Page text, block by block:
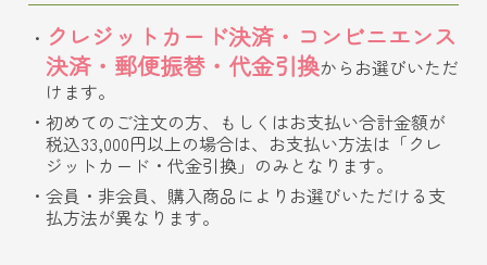
クレジットカード決済・コンビニエンス
決済・郵便振替・代金引換からお選びいただ
けます。
初めてのご注文の方、もしくはお支払い合計金額が
税込33,000円以上の場合は、お支払い方法は「クレ
ジットカード・代金引換」のみとなります。
会員・非会員、購入商品によりお選びいただける支
払方法が異なります。